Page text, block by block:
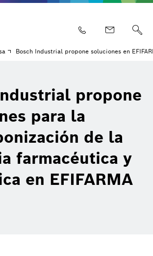
Bosch Industrial propone soluciones en
propone
para la
de la
farmacéutica y
en EFIFARMA